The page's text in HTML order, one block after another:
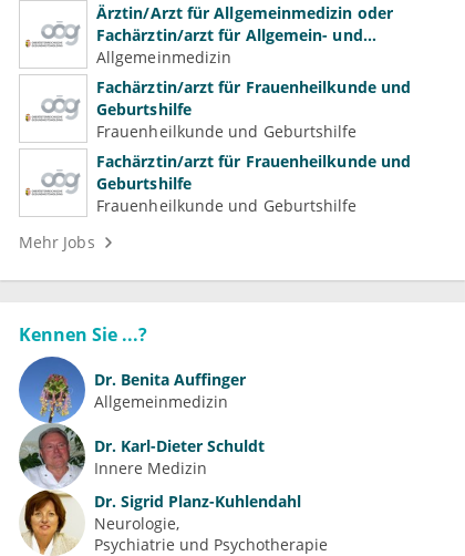
Ärztin/Arzt für Allgemeinmedizin oder
Fachärztin/arzt für Allgemein- und
Familienmedizin für Psychiatrie und
Psychotherapeutische Medizin
Allgemeinmedizin
Fachärztin/arzt für Frauenheilkunde und
Geburtshilfe
Frauenheilkunde und Geburtshilfe
Fachärztin/arzt für Frauenheilkunde und
Geburtshilfe
Frauenheilkunde und Geburtshilfe
Mehr Jobs
Kennen Sie ...?
Dr. Benita Auffinger
Allgemeinmedizin
Dr. Karl-Dieter Schuldt
Innere Medizin
Dr. Sigrid Planz-Kuhlendahl
Neurologie
Psychiatrie und Psychotherapie